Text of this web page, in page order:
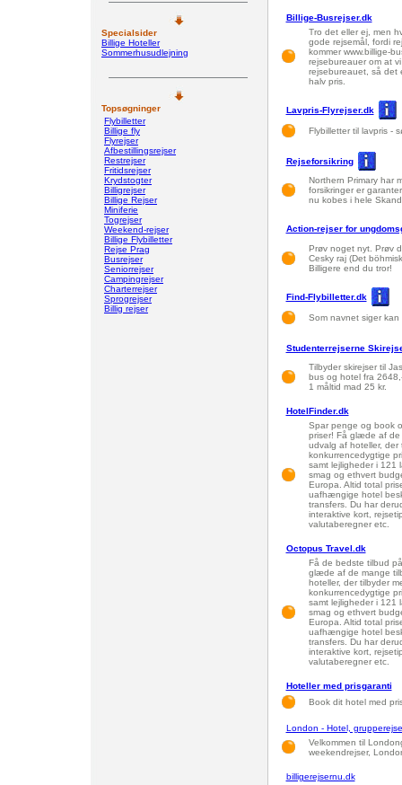
Specialsider
Billige Hoteller
Sommerhusudlejning
Topsøgninger
Flybilletter
Billige fly
Flyrejser
Afbestillingsrejser
Restrejser
Fritidsrejser
Krydstogter
Billigrejser
Billige Rejser
Miniferie
Togrejser
Weekend-rejser
Billige Flybilletter
Rejse Prag
Busrejser
Seniorrejser
Campingrejser
Charterrejser
Sprogrejser
Billig rejser
Billige-Busrejser.dk
Tro det eller ej, men
gode rejsemål, fordi
kommer www.billige-
rejsebureauer om at
rejsebureauet, så det
halv pris.
Lavpris-Flyrejser.dk
Flybilletter til lavpris -
Rejseforsikring
Northern Primary har
forsikringer er
nu kobes i hele
Action-rejser for
Prøv noget nyt. Prøv
Cesky raj (Det
Billigere end du tror!
Find-Flybilletter.dk
Som navnet siger
Studenterrejserne
Tilbyder skirejser til
bus og hotel fra
1 måltid mad 25 kr.
HotelFinder.dk
Spar penge og book
priser! Få glæde af de
udvalg af hoteller, der
konkurrencedygtige
samt lejligheder i 121
smag og ethvert
Europa. Altid total
uafhængige hotel
transfers. Du har
interaktive kort,
valutaberegner etc.
Octopus Travel.dk
Få de bedste tilbud
glæde af de mange
hoteller, der tilbyder
konkurrencedygtige
samt lejligheder i 121
smag og ethvert
Europa. Altid total
uafhængige hotel
transfers. Du har
interaktive kort,
valutaberegner etc.
Hoteller med prisgaranti
Book dit hotel med
London - Hotel,
Velkommen til
weekendrejser,
billigerejsernu.dk